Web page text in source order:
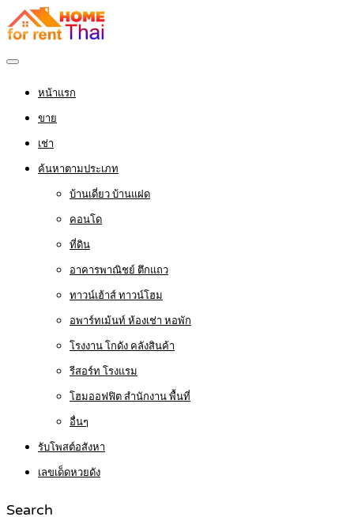
หน้าแรก
ขาย
เช่า
ค้นหาตามประเภท
บ้านเดี่ยว บ้านแฝด
คอนโด
ที่ดิน
อาคารพาณิชย์ ตึกแถว
ทาวน์เฮ้าส์ ทาวน์โฮม
อพาร์ทเม้นท์ ห้องเช่า หอพัก
โรงงาน โกดัง คลังสินค้า
รีสอร์ท โรงแรม
โฮมออฟฟิต สำนักงาน พื้นที่
อื่นๆ
รับโพสต์อสังหา
เลขเด็ดหวยดัง
Search